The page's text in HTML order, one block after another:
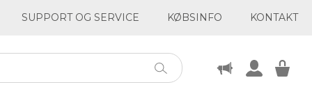
SUPPORT OG SERVICE KØBSINFO KONTAKT